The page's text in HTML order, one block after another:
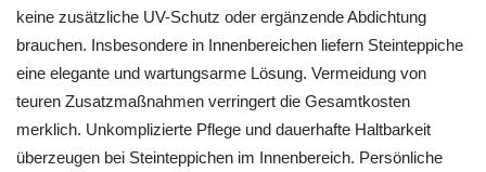
keine zusätzliche UV-Schutz oder ergänzende Abdichtung
brauchen. Insbesondere in Innenbereichen liefern Steinteppiche
eine elegante und wartungsarme Lösung. Vermeidung von
teuren Zusatzmaßnahmen verringert die Gesamtkosten
merklich. Unkomplizierte Pflege und dauerhafte Haltbarkeit
überzeugen bei Steinteppichen im Innenbereich. Persönliche